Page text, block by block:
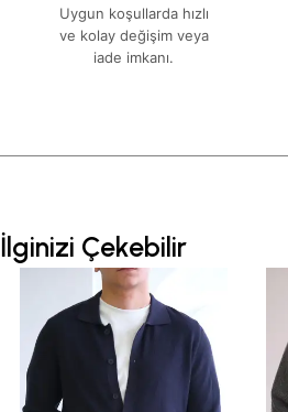
Uygun koşullarda hızlı
ve kolay değişim veya
iade imkanı.
İlginizi Çekebilir